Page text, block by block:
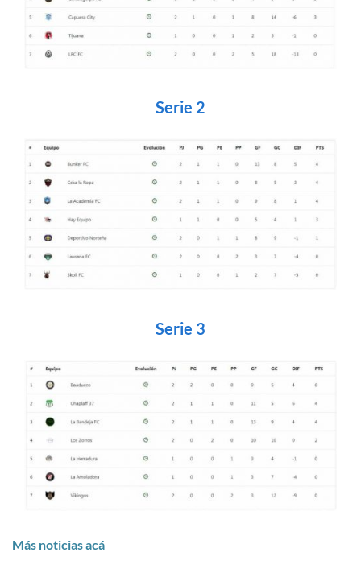
Serie 2
Serie 3
Más noticias acá